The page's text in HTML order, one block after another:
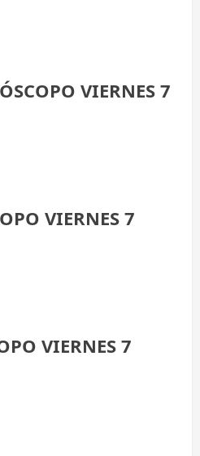
VIERNES 7
VIERNES 7
VIERNES 7